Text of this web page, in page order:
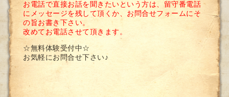
お電話で直接お話を聞きたいという方は、留守番電話
にメッセージを残して頂くか、お問合せフォームにそ
の旨お書き下さい。
改めてお電話させて頂きます。
☆無料体験受付中☆
お気軽にお問合せ下さい♪